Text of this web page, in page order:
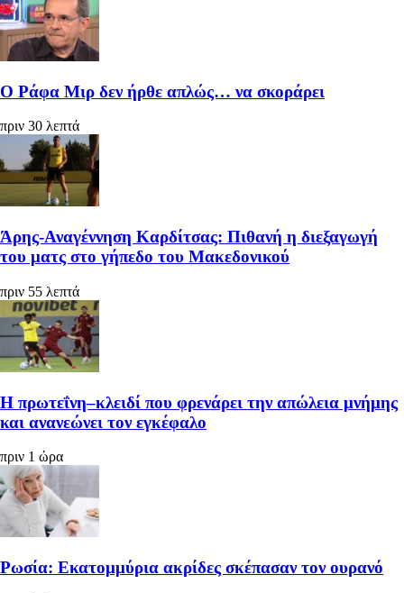
Ο Ράφα Μιρ δεν ήρθε απλώς… να σκοράρει
πριν 30 λεπτά
Άρης-Αναγέννηση Καρδίτσας: Πιθανή η διεξαγωγή
του ματς στο γήπεδο του Μακεδονικού
πριν 55 λεπτά
Η πρωτεΐνη–κλειδί που φρενάρει την απώλεια μνήμης
και ανανεώνει τον εγκέφαλο
πριν 1 ώρα
Ρωσία: Εκατομμύρια ακρίδες σκέπασαν τον ουρανό